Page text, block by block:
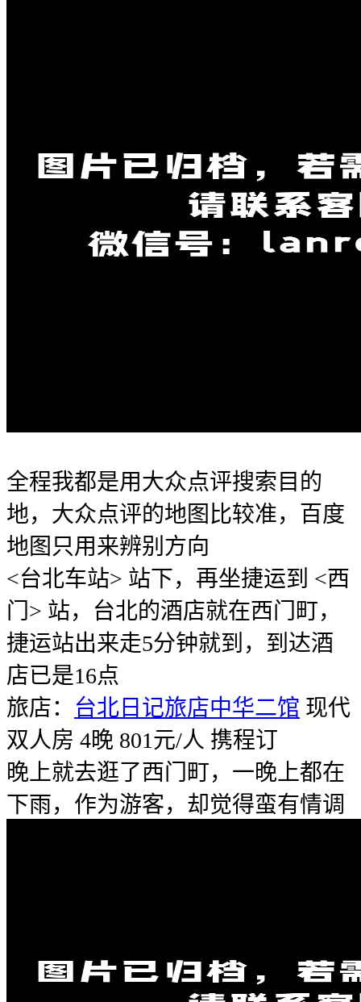
全程我都是用大众点评搜索目的
地，大众点评的地图比较准，百度
地图只用来辨别方向
<台北车站> 站下，再坐捷运到 <西
门> 站，台北的酒店就在西门町，
捷运站出来走5分钟就到，到达酒
店已是16点
旅店： 台北日记旅店中华二馆 现代
双人房 4晚 801元/人 携程订
晚上就去逛了西门町，一晚上都在
下雨，作为游客，却觉得蛮有情调